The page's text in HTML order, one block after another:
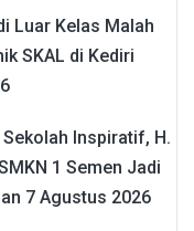
Luar Kelas Malah
SKAL di Kediri
Inspiratif, H.
1 Semen Jadi
7 Agustus 2026